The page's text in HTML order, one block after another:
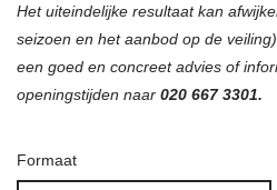
Het uiteindelijke resultaat kan
seizoen en het aanbod op de
een goed en concreet advies of
openingstijden naar 020 667 3301.
Formaat